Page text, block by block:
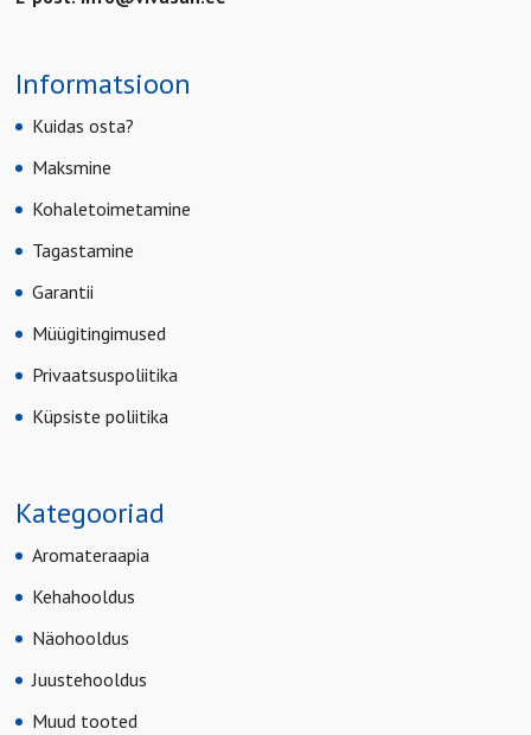
Informatsioon
Kuidas osta?
Maksmine
Kohaletoimetamine
Tagastamine
Garantii
Müügitingimused
Privaatsuspoliitika
Küpsiste poliitika
Kategooriad
Aromateraapia
Kehahooldus
Näohooldus
Juustehooldus
Muud tooted